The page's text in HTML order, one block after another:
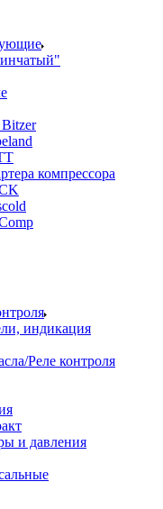
Bitzer
компрессора
индикация
Реле контроля
и давления